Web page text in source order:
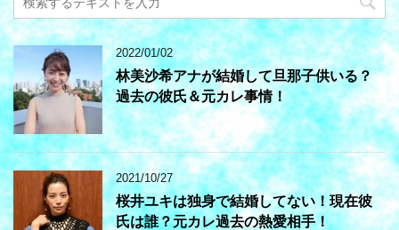
2022/01/02
林美沙希アナが結婚して旦那子供いる？
過去の彼氏＆元カレ事情！
2021/10/27
桜井ユキは独身で結婚してない！現在彼
氏は誰？元カレ過去の熱愛相手！